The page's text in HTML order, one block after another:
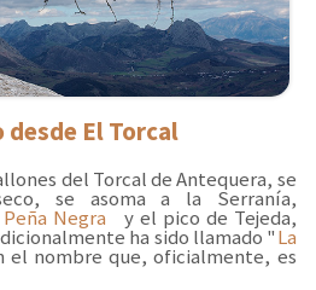
desde El Torcal
del Torcal de Antequera, se
se asoma a la Serranía,
Peña Negra y el pico de Tejeda,
ha sido llamado "La
el nombre que, oficialmente, es